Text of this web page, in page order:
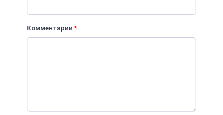
Комментарий*